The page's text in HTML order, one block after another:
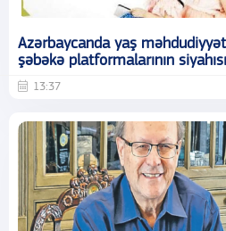
Azərbaycanda yaş
şəbəkə platformalarının
13:37